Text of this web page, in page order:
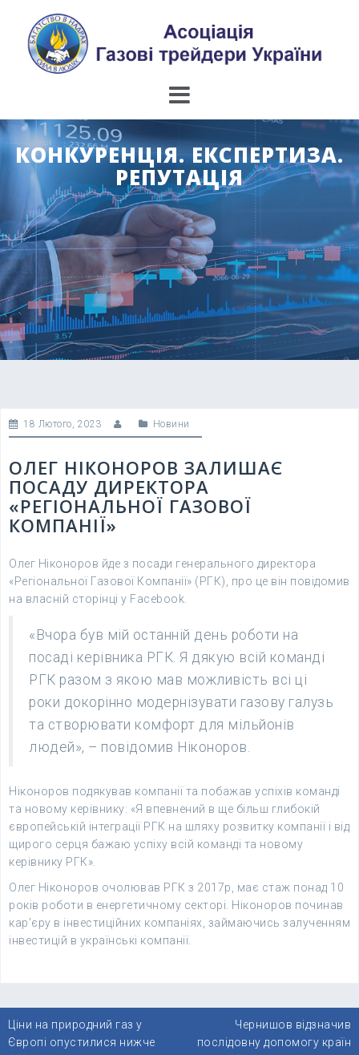
content
КОНКУРЕНЦІЯ. ЕКСПЕРТИЗА.
РЕПУТАЦІЯ
18 Лютого, 2023 Новини
ОЛЕГ НІКОНОРОВ ЗАЛИШАЄ
ПОСАДУ ДИРЕКТОРА
«РЕГІОНАЛЬНОЇ ГАЗОВОЇ
КОМПАНІЇ»
Олег Ніконоров йде з посади генерального директора
«Регіональної Газової Компанії» (РГК), про це він повідомив
на власній сторінці у Facebook.
«Вчора був мій останній день роботи на
посаді керівника РГК. Я дякую всій команді
РГК разом з якою мав можливість всі ці
роки докорінно модернізувати газову галузь
та створювати комфорт для мільйонів
людей», – повідомив Ніконоров.
Ніконоров подякував компанії та побажав успіхів команді
та новому керівнику: «Я впевнений в ще більш глибокій
європейській інтеграції РГК на шляху розвитку компанії і від
щирого серця бажаю успіху всій команді та новому
керівнику РГК».
Олег Ніконоров очолював РГК з 2017р, має стаж понад 10
років роботи в енергетичному секторі. Ніконоров починав
кар’єру в інвестиційних компаніях, займаючись залученням
інвестицій в українські компанії.
Навігація
записів
Ціни на природний газ у
Європі опустилися нижче
Чернишов відзначив
послідовну допомогу країн